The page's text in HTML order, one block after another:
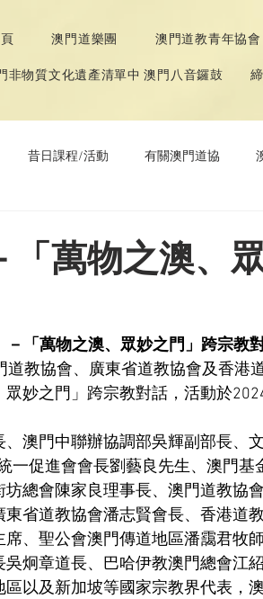
澳門道樂團 澳門道教青年協會
非物質文化遺產清單中 澳門八音鑼鼓
昔日課程/活動 有關澳門道協
「萬物之澳、
－「萬物之澳、眾妙之門」跨宗教
道教協會、廣東省道教協會及香港
妙之門」跨宗教對話，活動於
澳門中聯辦協調部吳輝副部長、
一促進會會長劉藝良先生、澳門基
總會陳家良理事長、澳門道教協
省道教協會潘志賢會長、香港道
、聖公會澳門傳道地區潘靄君牧
炯章道長、巴哈伊教澳門總會江
以及新加坡等國家宗教界代表，